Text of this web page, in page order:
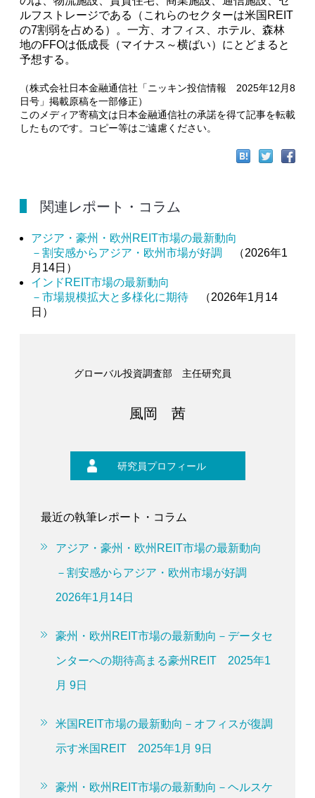
ルフストレージである（これらのセクターは米国REIT
の7割弱を占める）。一方、オフィス、ホテル、森林
地のFFOは低成長（マイナス～横ばい）にとどまると
予想する。
（株式会社日本金融通信社「ニッキン投信情報 2025年12月8
日号」掲載原稿を一部修正）
このメディア寄稿文は日本金融通信社の承諾を得て記事を転載
したものです。コピー等はご遠慮ください。
関連レポート・コラム
アジア・豪州・欧州REIT市場の最新動向
－割安感からアジア・欧州市場が好調
（2026年1
月14日）
インドREIT市場の最新動向
－市場規模拡大と多様化に期待 （2026年1月14
日）
グローバル投資調査部 主任研究員
風岡 茜
研究員プロフィール
最近の執筆レポート・コラム
アジア・豪州・欧州REIT市場の最新動向
－割安感からアジア・欧州市場が好調
2026年1月14日
豪州・欧州REIT市場の最新動向－データセ
ンターへの期待高まる豪州REIT 2025年1
月 9日
米国REIT市場の最新動向－オフィスが復調
示す米国REIT 2025年1月 9日
豪州・欧州REIT市場の最新動向－ヘルスケ